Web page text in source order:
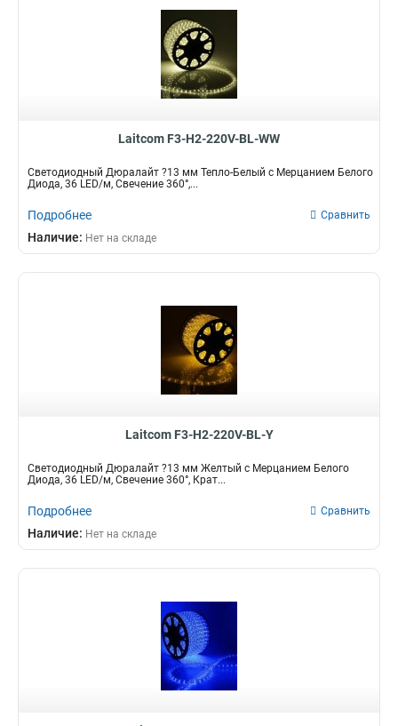
Laitcom F3-H2-220V-BL-WW
Светодиодный Дюралайт ?13 мм Тепло-Белый с Мерцанием Белого
Диода, 36 LED/м, Свечение 360°,...
Подробнее Сравнить
Наличие: Нет на складе
Laitcom F3-H2-220V-BL-Y
Светодиодный Дюралайт ?13 мм Желтый с Мерцанием Белого
Диода, 36 LED/м, Свечение 360°, Крат...
Подробнее Сравнить
Наличие: Нет на складе